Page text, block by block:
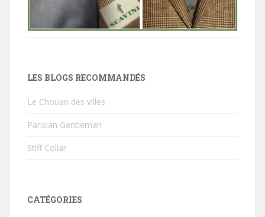
LES BLOGS RECOMMANDÉS
Le Chouan des villes
Parisian Gentleman
Stiff Collar
CATÉGORIES